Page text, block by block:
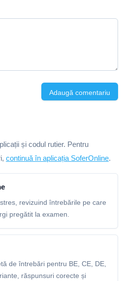
Adaugă comentariu
și codul rutier. Pentru
continuă în aplicația SoferOnline.
revizuind întrebările pe care
pregătit la examen.
de întrebări pentru BE, CE, DE,
răspunsuri corecte și